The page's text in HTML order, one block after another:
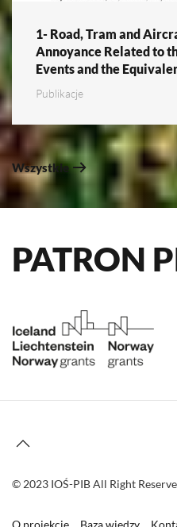
1- Road, Tram and
Annoyance Related to
Events and the
Publikacje
Wszystkie
PATRON
© 2023 IOŚ-PIB All Right
O projekcie Baza wiedzy